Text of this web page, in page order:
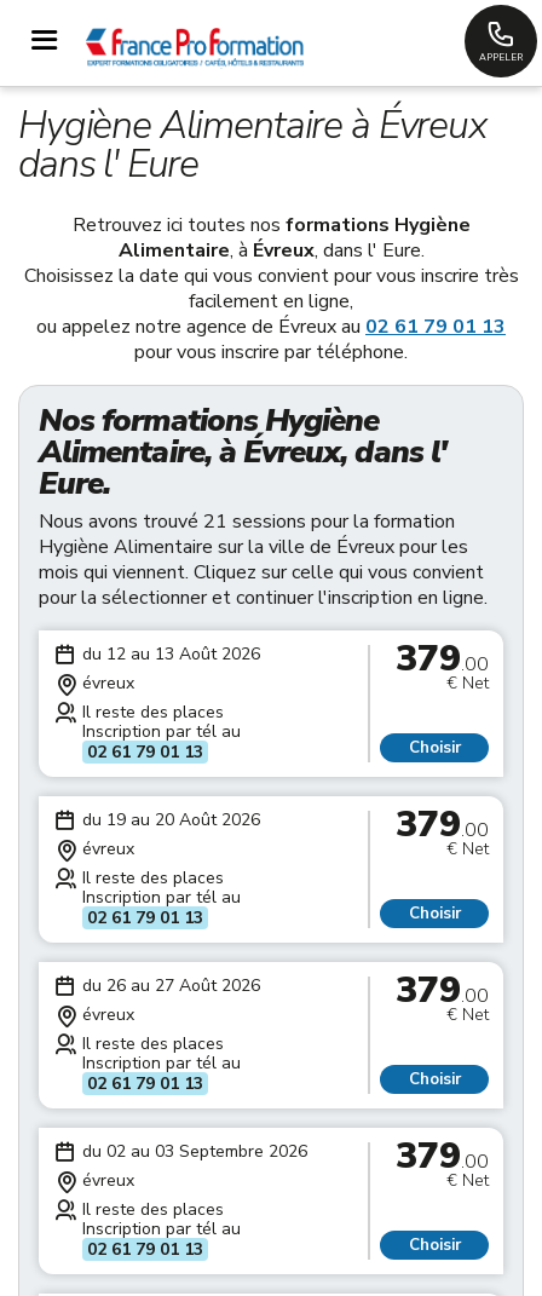
APPELER
Hygiène Alimentaire à Évreux
dans l' Eure
Retrouvez ici toutes nos formations Hygiène
Alimentaire, à Évreux, dans l' Eure.
Choisissez la date qui vous convient pour vous inscrire très
facilement en ligne,
ou appelez notre agence de Évreux au 02 61 79 01 13
pour vous inscrire par téléphone.
Nos formations Hygiène
Alimentaire, à Évreux, dans l'
Eure.
Nous avons trouvé 21 sessions pour la formation
Hygiène Alimentaire sur la ville de Évreux pour les
mois qui viennent. Cliquez sur celle qui vous convient
pour la sélectionner et continuer l'inscription en ligne.
du 12 au 13 Août 2026
évreux
Il reste des places
Inscription par tél au
02 61 79 01 13
379.00
€ Net
Choisir
du 19 au 20 Août 2026
évreux
Il reste des places
Inscription par tél au
02 61 79 01 13
379.00
€ Net
Choisir
du 26 au 27 Août 2026
évreux
Il reste des places
Inscription par tél au
02 61 79 01 13
379.00
€ Net
Choisir
du 02 au 03 Septembre 2026
évreux
Il reste des places
Inscription par tél au
02 61 79 01 13
379.00
€ Net
Choisir